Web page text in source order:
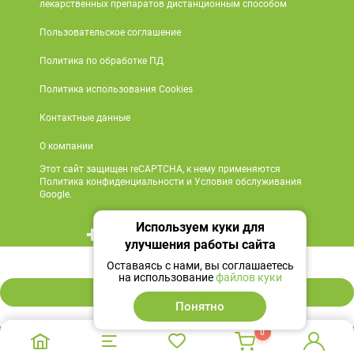
653 ₽
В корзину
лекарственных препаратов дистанционным способом
Пользовательское соглашение
Политика по обработке ПД
Политика использования Cookies
Контактные данные
О компании
Этот сайт защищен reCAPTCHA, к нему применяются
Политика конфиденциальности и Условия обслуживания
Google.
+7 495 419 18 18
Мы в социальных сетях
0
Используем куки для
улучшения работы сайта
Оставаясь с нами, вы соглашаетесь
на использованиефайлов куки
Понятно